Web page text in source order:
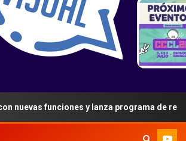
funciones y lanza programa de referidos